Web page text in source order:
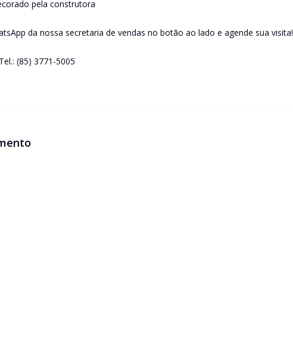
pela construtora
da nossa secretaria de vendas no botão ao lado e agende sua visita!
(85) 3771-5005